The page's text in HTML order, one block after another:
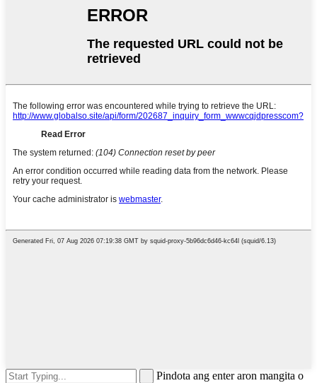
Pindota ang enter aron mangita o